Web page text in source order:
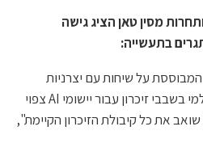
מסין טאן הציג גישה
בתעשייה:
על שיחות עם יצרניות
הזיכרון הגדולות, המחסור העולמי בשבבי זיכרון עבור יישומי AI צפוי
להימשך עד שנת 2028. "ה-AI שואב את כל קיבולת הזיכרון הקיימת",